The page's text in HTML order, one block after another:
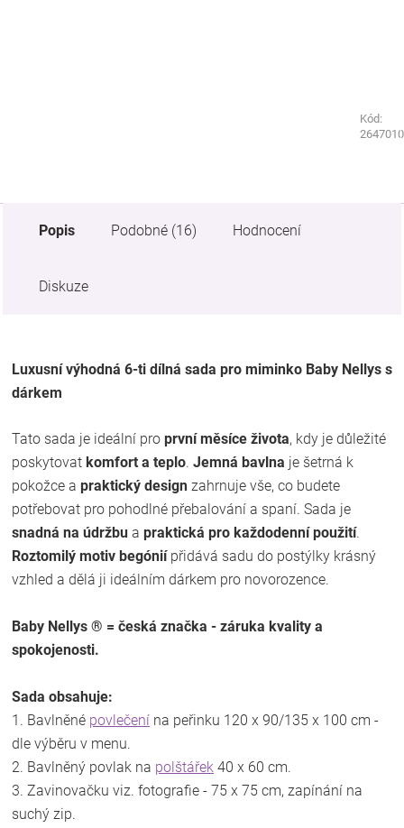
Kód:
Kód:
Popis Podobné (16) Hodnocení
Diskuze
Luxusní výhodná 6-ti dílná sada pro miminko Baby Nellys s
dárkem
Tato sada je ideální pro první měsíce života, kdy je důležité
poskytovat komfort a teplo. Jemná bavlna je šetrná k
pokožce a praktický design zahrnuje vše, co budete
potřebovat pro pohodlné přebalování a spaní. Sada je
snadná na údržbu a praktická pro každodenní použití.
Roztomilý motiv begóniípřidává sadu do postýlky krásný
vzhled a dělá ji ideálním dárkem pro novorozence.
Baby Nellys ® = česká značka - záruka kvality a
spokojenosti.
Sada obsahuje:
1. Bavlněné povlečení na peřinku 120 x 90/135 x 100 cm -
dle výběru v menu.
2. Bavlněný povlak na polštářek 40 x 60 cm.
3. Zavinovačku viz. fotografie - 75 x 75 cm, zapínání na
suchý zip.